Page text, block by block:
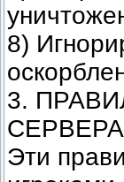
8)
3.
Эти